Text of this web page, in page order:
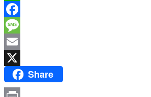
WhatsApp
Facebook
Message
Email
Share